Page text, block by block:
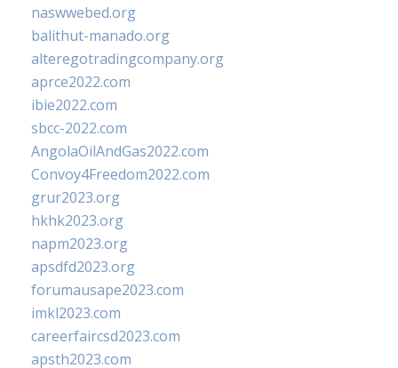
naswwebed.org
balithut-manado.org
alteregotradingcompany.org
aprce2022.com
ibie2022.com
sbcc-2022.com
AngolaOilAndGas2022.com
Convoy4Freedom2022.com
grur2023.org
hkhk2023.org
napm2023.org
apsdfd2023.org
forumausape2023.com
imkl2023.com
careerfaircsd2023.com
apsth2023.com